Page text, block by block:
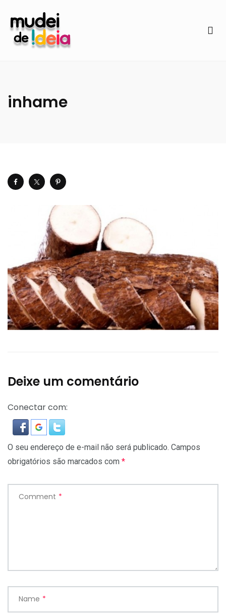
inhame
Deixe um comentário
Conectar com:
O seu endereço de e-mail não será publicado. Campos
obrigatórios são marcados com *
Comment *
Name *